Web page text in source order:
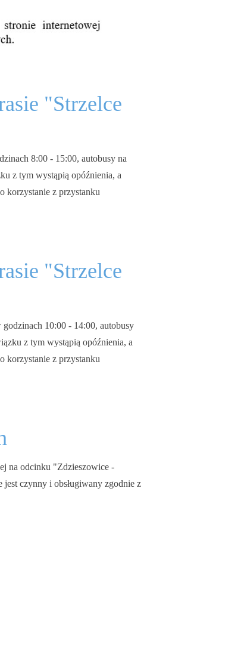
"Strzelce
8:00 - 15:00, autobusy na
z tym wystąpią opóźnienia, a
korzystanie z przystanku
"Strzelce
10:00 - 14:00, autobusy
z tym wystąpią opóźnienia, a
korzystanie z przystanku
na odcinku "Zdzieszowice -
czynny i obsługiwany zgodnie z